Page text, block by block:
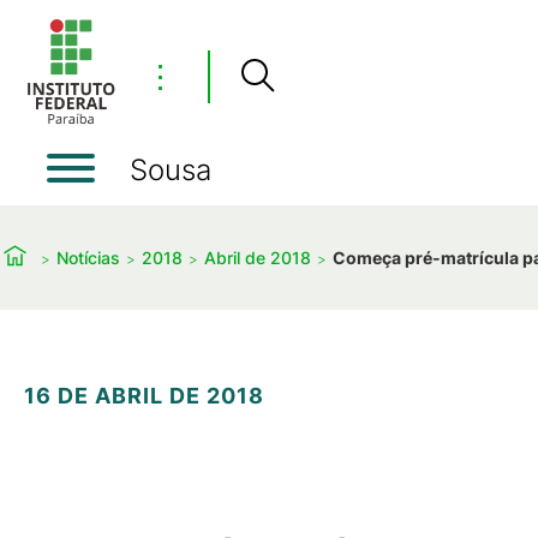
⋮
Sousa
Notícias 2018 Abril de 2018 Começa pré-matrícula
16 DE ABRIL DE 2018